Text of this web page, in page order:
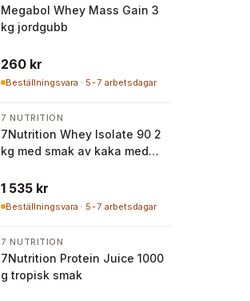
Megabol Whey Mass Gain 3
kg jordgubb
260 kr
Beställningsvara · 5-7 arbetsdagar
7 NUTRITION
7Nutrition Whey Isolate 90 2
kg med smak av kaka med
1 535 kr
Beställningsvara · 5-7 arbetsdagar
7 NUTRITION
7Nutrition Protein Juice 1000
g tropisk smak